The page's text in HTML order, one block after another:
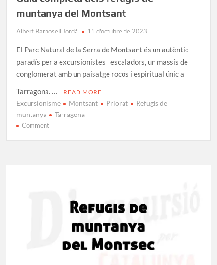
muntanya del Montsant
Albert Barnosell Jordà 11 d'octubre de 2023
El Parc Natural de la Serra de Montsant és un autèntic
paradís per a excursionistes i escaladors, un massís de
conglomerat amb un paisatge rocós i espiritual únic a
Tarragona. …
READ MORE
Excursionisme Montsant Priorat
Refugis de
muntanya
Tarragona
Commenton
Montsant